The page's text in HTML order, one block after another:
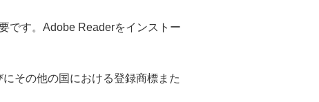
です。Adobe Readerをインストー
その他の国における登録商標また